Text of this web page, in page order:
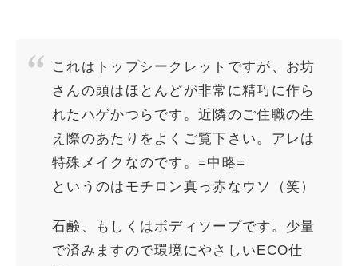
これはトップシークレットですが、お坊
さんの頭はほとんどが非常に精巧に作ら
れたハゲかつらです。近隣のご住職の生
え際のあたりをよくご覧下さい。アレは
特殊メイクなのです。=中略=
というのはモチロン真っ赤なウソ（笑）
石鹸、もしくはボディソープです。少量
で済みますので環境にやさしいECO仕